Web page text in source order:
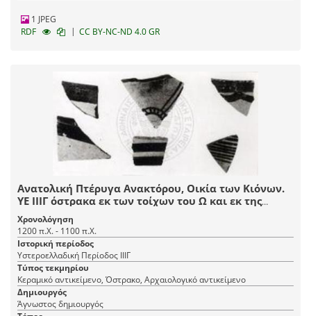
1 JPEG
RDF
| CC BY-NC-ND 4.0 GR
Ανατολική Πτέρυγα Ανακτόρου, Οικία των Κιόνων.
ΥΕ ΙΙΙΓ όστρακα εκ των τοίχων του Ω και εκ της
βάσεως του Ν. Όλα έχουν μελαμβαφήν εσωτερικήν
επιφάνειαν.
Χρονολόγηση
1200 π.Χ. - 1100 π.Χ.
Ιστορική περίοδος
Υστεροελλαδική Περίοδος ΙΙΙΓ
Τύπος τεκμηρίου
Κεραμικό αντικείμενο, Όστρακο, Αρχαιολογικό αντικείμενο
Δημιουργός
Άγνωστος δημιουργός